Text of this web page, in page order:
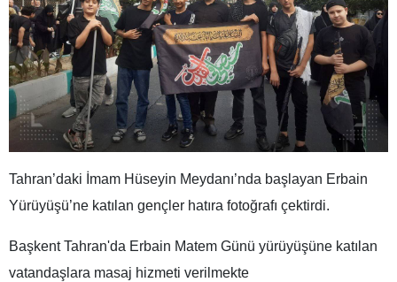
Tahran’daki İmam Hüseyin Meydanı’nda başlayan Erbain
Yürüyüşü’ne katılan gençler hatıra fotoğrafı çektirdi.
Başkent Tahran'da Erbain Matem Günü yürüyüşüne katılan
vatandaşlara masaj hizmeti verilmekte